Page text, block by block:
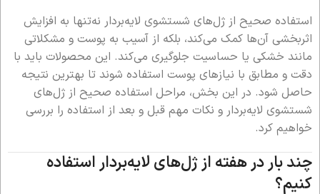
استفاده صحیح از ژل‌های شستشوی لایه‌بردار نه‌تنها به افزایش
اثربخشی آن‌ها کمک می‌کند، بلکه از آسیب به پوست و مشکلاتی
مانند خشکی یا حساسیت جلوگیری می‌کند. این محصولات باید با
دقت و مطابق با نیازهای پوست استفاده شوند تا بهترین نتیجه
حاصل شود. در این بخش، مراحل استفاده صحیح از ژل‌های
شستشوی لایه‌بردار و نکات مهم قبل و بعد از استفاده را بررسی
خواهیم کرد.
چند بار در هفته از ژل‌های لایه‌بردار استفاده
کنیم؟